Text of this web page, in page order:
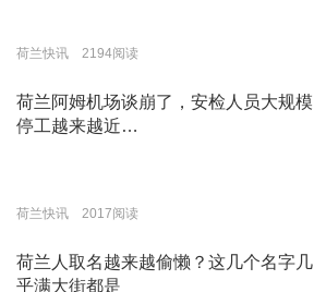
荷兰快讯 2194阅读
荷兰阿姆机场谈崩了，安检人员大规模
停工越来越近…
荷兰快讯 2017阅读
荷兰人取名越来越偷懒？这几个名字几
乎满大街都是